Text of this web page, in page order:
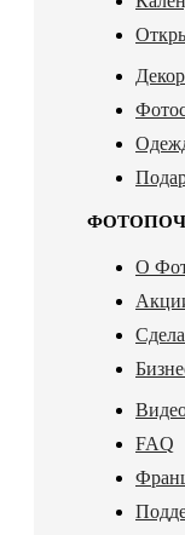
О
FAQ